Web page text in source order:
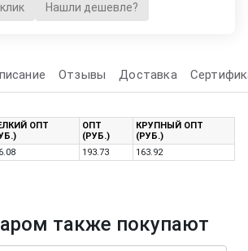
Нашли дешевле?
Отзывы Доставка
ОПТ
ОПТ
(РУБ.)
КРУПНЫЙ ОПТ
(РУБ.)
193.73 163.92
также покупают